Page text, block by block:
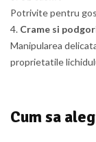
Potrivite pentru
Crame si
Manipularea
proprietatile
Cum sa